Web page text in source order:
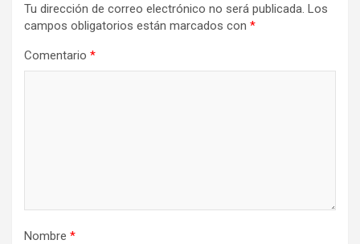
Tu dirección de correo electrónico no será publicada. Los
campos obligatorios están marcados con *
Comentario *
Nombre *